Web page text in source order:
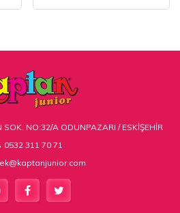
SOK. NO:32/A ODUNPAZARI / ESKİŞEHİR
0532 311 70 71